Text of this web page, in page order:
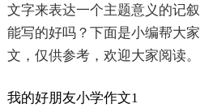
文字来表达一个主题意义的记
能写的好吗？下面是小编帮大
文，仅供参考，欢迎大家阅读。
我的好朋友小学作文1